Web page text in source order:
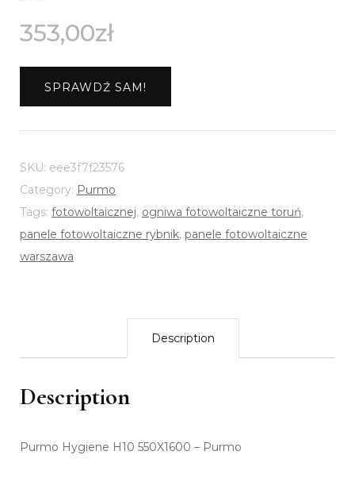
353,00zł
SPRAWDŹ SAM!
SKU: eee3f7f23576
Category: Purmo
Tags: fotowoltaicznej, ogniwa fotowoltaiczne toruń,
panele fotowoltaiczne rybnik, panele fotowoltaiczne
warszawa
Description
Description
Purmo Hygiene H10 550X1600 – Purmo